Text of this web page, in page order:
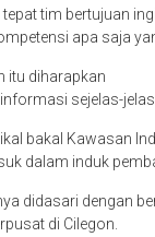
tim bertujuan
apa saja
itu diharapkan
sejelas-
bakal Kawasan
dalam induk
didasari dengan
di Cilegon.